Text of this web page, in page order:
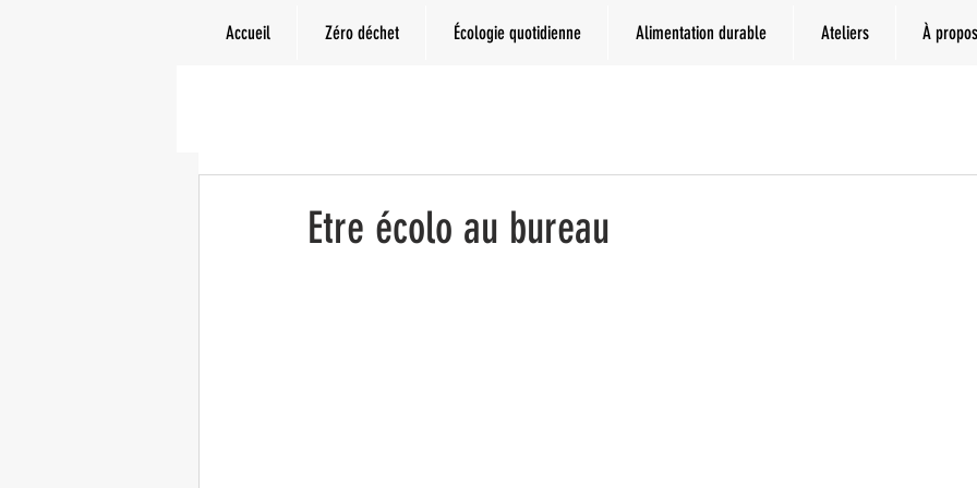
Accueil Zéro déchet Écologie quotidienne Alimentation durable Ateliers À propos
Etre écolo au bureau